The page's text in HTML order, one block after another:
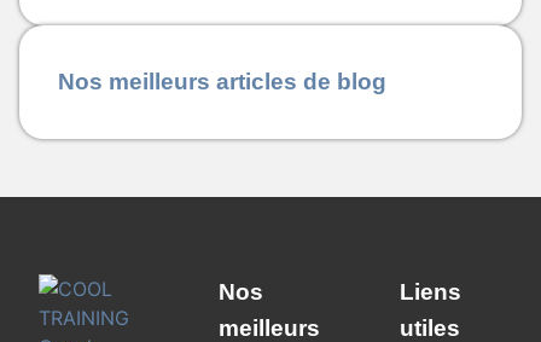
Nos meilleurs articles de blog
Nos
meilleurs
Liens
utiles